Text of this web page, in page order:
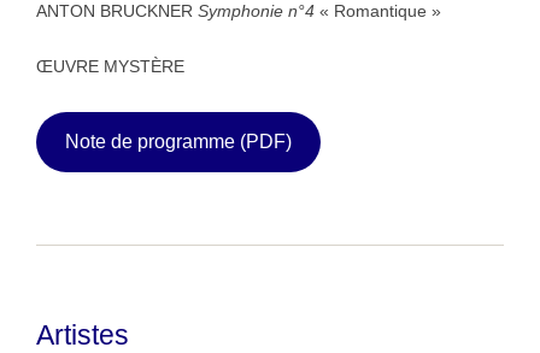
ANTON BRUCKNER Symphonie n°4 « Romantique »
ŒUVRE MYSTÈRE
Note de programme (PDF)
Artistes